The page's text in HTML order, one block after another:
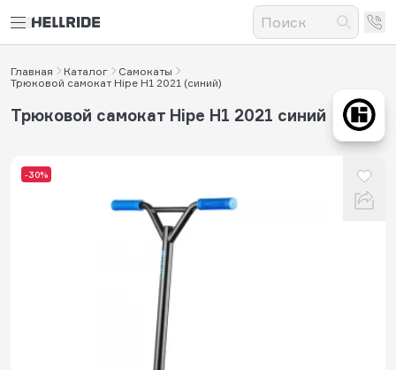
Главная Каталог
Самокаты
Трюковой самокат Hipe H1 2021 (синий)
-30%
Трюковой самокат Hipe H1 2021 синий